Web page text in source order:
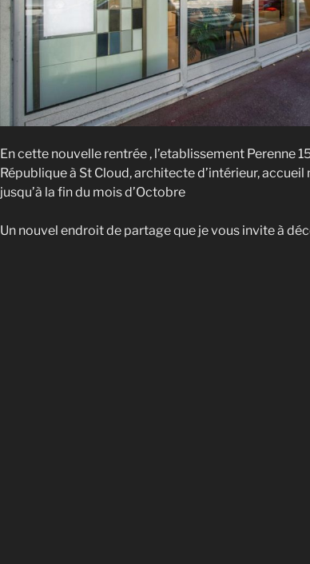
En cette nouvelle rentrée , l’etablissement Perenne
République à St Cloud, architecte d’intérieur, accueil
jusqu’à la fin du mois d’Octobre
Un nouvel endroit de partage que je vous invite à